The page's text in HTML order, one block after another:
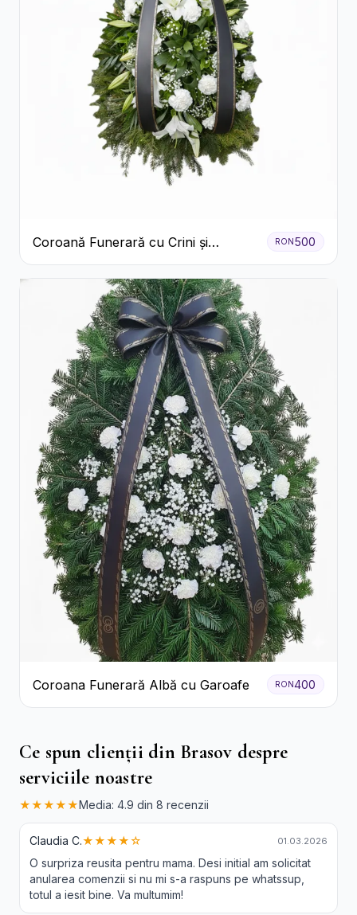
Coroană Funerară cu Crini și
Garoafe Albe
RON500
Coroana Funerară Albă cu Garoafe RON400
Ce spun clienții din Brasov despre
serviciile noastre
★★★★★Media: 4.9 din 8 recenzii
Claudia C.★★★★☆ 01.03.2026
O surpriza reusita pentru mama. Desi initial am solicitat
anularea comenzii si nu mi s-a raspuns pe whatssup,
totul a iesit bine. Va multumim!